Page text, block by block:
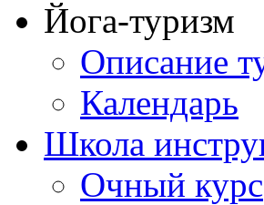
Йога-туризм
Описание
Календарь
Школа
Очный курс